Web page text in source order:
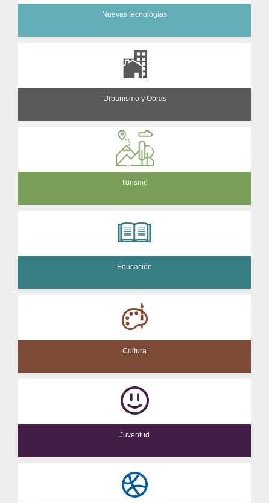
Nuevas tecnologías
Urbanismo y Obras
Turismo
Educación
Cultura
Juventud